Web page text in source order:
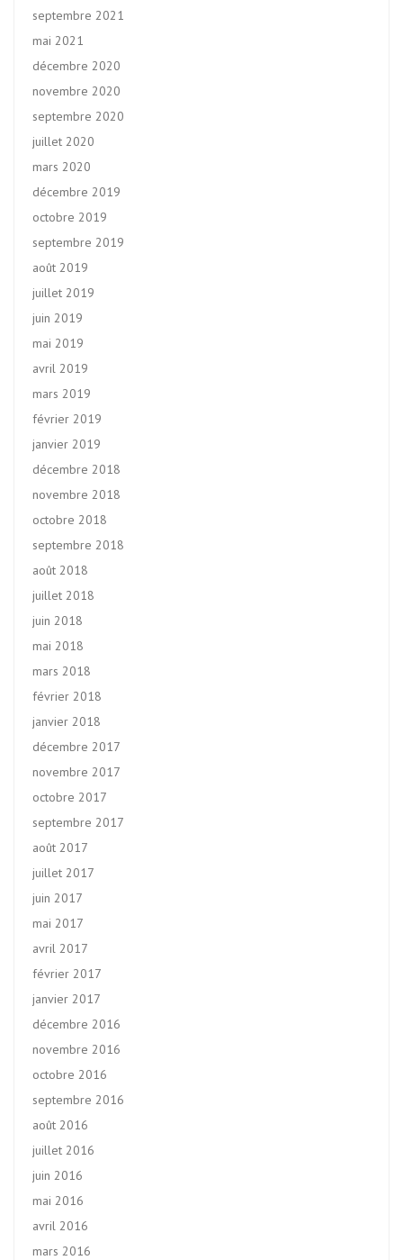
septembre 2021
mai 2021
décembre 2020
novembre 2020
septembre 2020
juillet 2020
mars 2020
décembre 2019
octobre 2019
septembre 2019
août 2019
juillet 2019
juin 2019
mai 2019
avril 2019
mars 2019
février 2019
janvier 2019
décembre 2018
novembre 2018
octobre 2018
septembre 2018
août 2018
juillet 2018
juin 2018
mai 2018
mars 2018
février 2018
janvier 2018
décembre 2017
novembre 2017
octobre 2017
septembre 2017
août 2017
juillet 2017
juin 2017
mai 2017
avril 2017
février 2017
janvier 2017
décembre 2016
novembre 2016
octobre 2016
septembre 2016
août 2016
juillet 2016
juin 2016
mai 2016
avril 2016
mars 2016